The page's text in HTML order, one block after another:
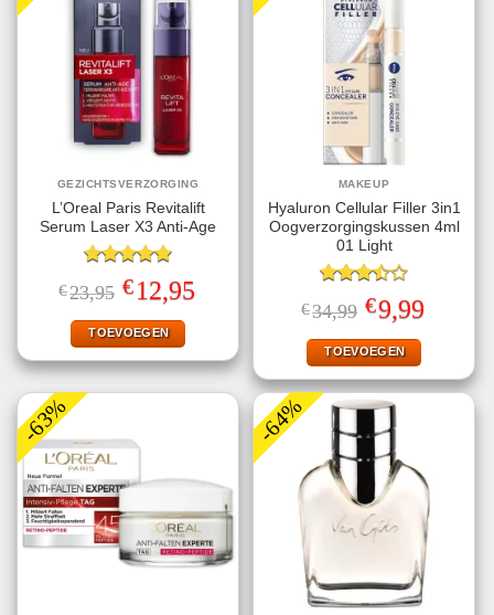
GEZICHTSVERZORGING
L’Oreal Paris Revitalift
Serum Laser X3 Anti-Age
Gewaardeerd
5.00uit 5
€23,95 Oorspronkelijke
prijs
was:
€23,95.
€12,95prijs
TOEVOEGEN
MAKEUP
Hyaluron Cellular Filler 3in1
Oogverzorgingskussen 4ml
01 Light
Gewaardeerd
3.50uit
€34,99 Oorspronkelijke
prijs
was:
€34,99.
€9,99Huidige
prijs
TOEVOEGEN
-63% -64%